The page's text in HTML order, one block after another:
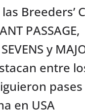
Breeders’
PASSAGE,
y
entre
en USA